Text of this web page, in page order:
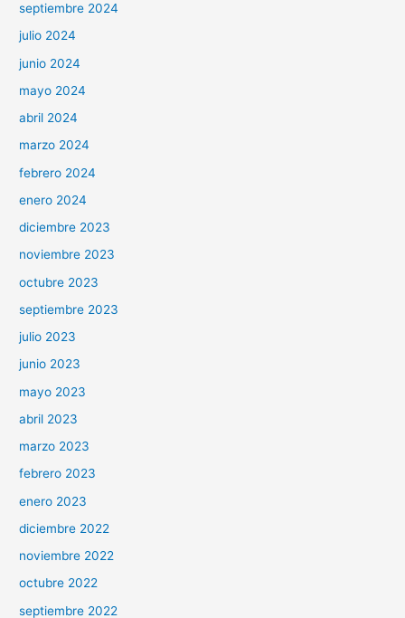
septiembre 2024
julio 2024
junio 2024
mayo 2024
abril 2024
marzo 2024
febrero 2024
enero 2024
diciembre 2023
noviembre 2023
octubre 2023
septiembre 2023
julio 2023
junio 2023
mayo 2023
abril 2023
marzo 2023
febrero 2023
enero 2023
diciembre 2022
noviembre 2022
octubre 2022
septiembre 2022